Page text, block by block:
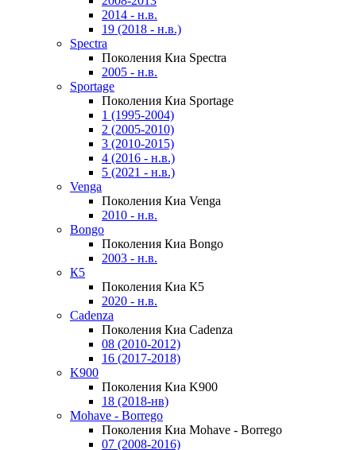
2014 - н.в.
19 (2018 - н.в.)
Spectra
Поколения Киа Spectra
2005 - н.в.
Sportage
Поколения Киа Sportage
1 (1995-2004)
2 (2005-2010)
3 (2010-2015)
4 (2016 - н.в.)
5 (2021 - н.в.)
Venga
Поколения Киа Venga
2010 - н.в.
Bongo
Поколения Киа Bongo
2003 - н.в.
К5
Поколения Киа К5
2020 - н.в.
Cadenza
Поколения Киа Cadenza
08 (2010-2012)
16 (2017-2018)
K900
Поколения Киа K900
18 (2018-нв)
Mohave - Borrego
Поколения Киа Mohave - Borrego
07 (2008-2016)